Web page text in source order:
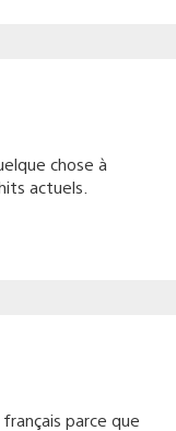
chose à
actuels.
parce que